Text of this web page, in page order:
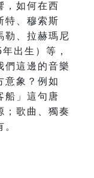
，如何在西
特、穆索斯
勒、拉赫瑪尼
出生）等，
們這邊的音樂
意象？例如
船」這句唐
；歌曲、獨奏